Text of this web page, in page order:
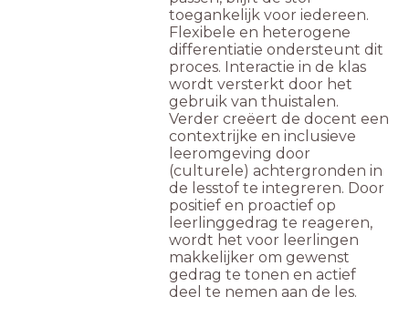
toegankelijk voor iedereen.
Flexibele en heterogene
differentiatie ondersteunt dit
proces. Interactie in de klas
wordt versterkt door het
gebruik van thuistalen.
Verder creëert de docent een
contextrijke en inclusieve
leeromgeving door
(culturele) achtergronden in
de lesstof te integreren. Door
positief en proactief op
leerlinggedrag te reageren,
wordt het voor leerlingen
makkelijker om gewenst
gedrag te tonen en actief
deel te nemen aan de les.